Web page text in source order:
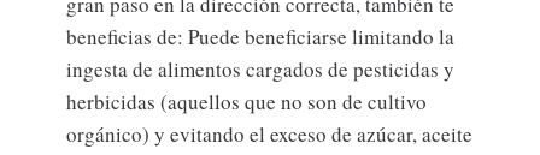
beneficias de: Puede beneficiarse limitando la
ingesta de alimentos cargados de pesticidas y
herbicidas (aquellos que no son de cultivo
orgánico) y evitando el exceso de azúcar, aceite